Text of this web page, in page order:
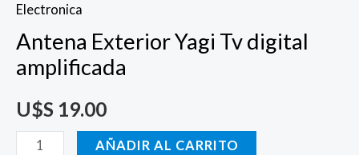
Electronica
Antena Exterior Yagi Tv digital
amplificada
U$S 19.00
AÑADIR AL CARRITO